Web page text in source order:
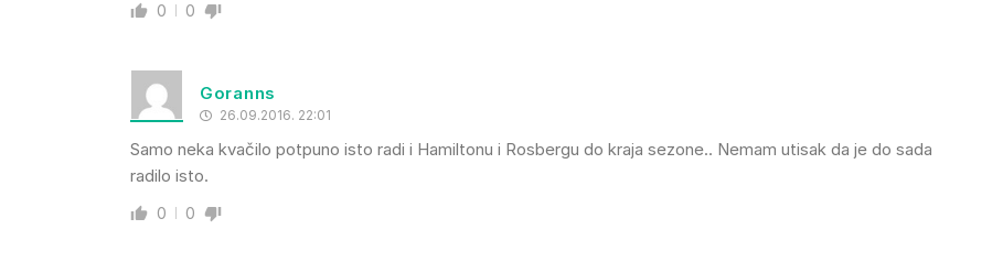
0 0
Goranns
26.09.2016. 22:01
Samo neka kvačilo potpuno isto radi i Hamiltonu i Rosbergu do kraja sezone.. Nemam utisak da je do sada
radilo isto.
0 0